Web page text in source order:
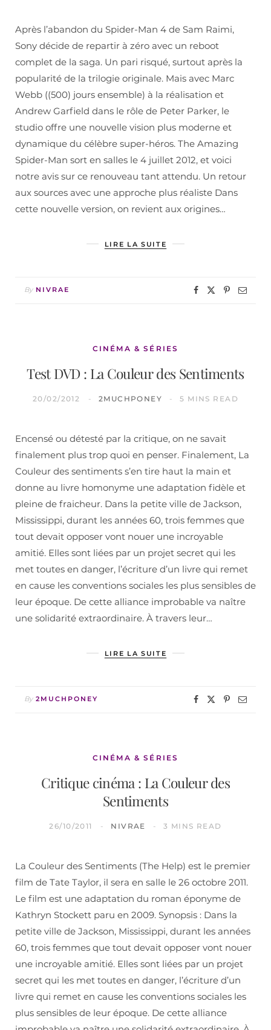
Après l’abandon du Spider-Man 4 de Sam Raimi,
Sony décide de repartir à zéro avec un reboot
complet de la saga. Un pari risqué, surtout après la
popularité de la trilogie originale. Mais avec Marc
Webb ((500) jours ensemble) à la réalisation et
Andrew Garfield dans le rôle de Peter Parker, le
studio offre une nouvelle vision plus moderne et
dynamique du célèbre super-héros. The Amazing
Spider-Man sort en salles le 4 juillet 2012, et voici
notre avis sur ce renouveau tant attendu. Un retour
aux sources avec une approche plus réaliste Dans
cette nouvelle version, on revient aux origines…
LIRE LA SUITE
By NIVRAE
CINÉMA & SÉRIES
Test DVD : La Couleur des Sentiments
20/02/2012 2MUCHPONEY 5 MINS READ
Encensé ou détesté par la critique, on ne savait
finalement plus trop quoi en penser. Finalement, La
Couleur des sentiments s’en tire haut la main et
donne au livre homonyme une adaptation fidèle et
pleine de fraicheur. Dans la petite ville de Jackson,
Mississippi, durant les années 60, trois femmes que
tout devait opposer vont nouer une incroyable
amitié. Elles sont liées par un projet secret qui les
met toutes en danger, l’écriture d’un livre qui remet
en cause les conventions sociales les plus sensibles de
leur époque. De cette alliance improbable va naître
une solidarité extraordinaire. À travers leur…
LIRE LA SUITE
By 2MUCHPONEY
CINÉMA & SÉRIES
Critique cinéma : La Couleur des
Sentiments
26/10/2011 NIVRAE 3 MINS READ
La Couleur des Sentiments (The Help) est le premier
film de Tate Taylor, il sera en salle le 26 octobre 2011.
Le film est une adaptation du roman éponyme de
Kathryn Stockett paru en 2009. Synopsis : Dans la
petite ville de Jackson, Mississippi, durant les années
60, trois femmes que tout devait opposer vont nouer
une incroyable amitié. Elles sont liées par un projet
secret qui les met toutes en danger, l’écriture d’un
livre qui remet en cause les conventions sociales les
plus sensibles de leur époque. De cette alliance